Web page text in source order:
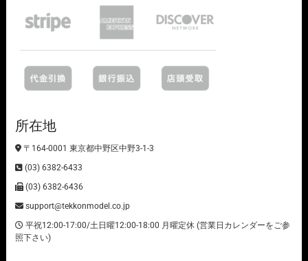
所在地
〒164-0001 東京都中野区中野3-1-3
(03) 6382-6433
(03) 6382-6436
support@tekkonmodel.co.jp
平祝12:00-17:00/土日曜12:00-18:00 月曜定休 (営業日カレンダーをご参
照下さい)